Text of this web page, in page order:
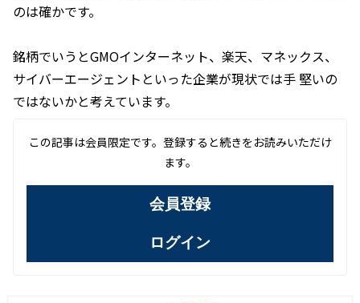
のは確かです。
銘柄でいうとGMOインターネット、楽天、マネックス、
サイバーエージェントといった企業が現状では手 堅いの
ではないかと考えています。
この記事は会員限定です。登録すると続きをお読みいただけ
ます。
会員登録
ログイン